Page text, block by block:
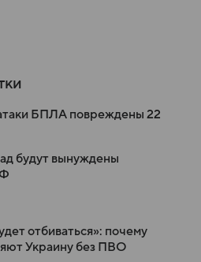
БПЛА повреждены 22
будут вынуждены
отбиваться»: почему
Украину без ПВО